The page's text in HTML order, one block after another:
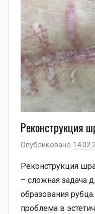
Реконструкция
Опубликовано
Реконструкция
– сложная задача
образования
проблема в